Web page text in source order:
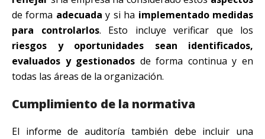
de forma adecuada y si ha implementado medidas
para controlarlos. Esto incluye verificar que los
riesgos y oportunidades sean identificados,
evaluados y gestionados de forma continua y en
todas las áreas de la organización.
Cumplimiento de la normativa
El informe de auditoría también debe incluir una